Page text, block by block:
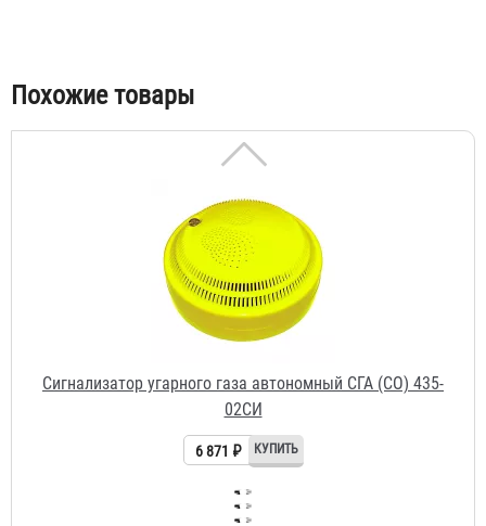
Похожие товары
Сигнализатор угарного газа автономный СГА (СО) 435-
02СИ
6 871 ₽